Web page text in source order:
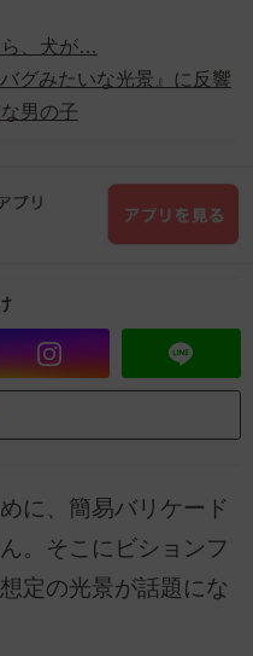
ら、犬が…
グみたいな光景』に反響
男の子
に、簡易バリケード
。そこにビションフ
定の光景が話題にな